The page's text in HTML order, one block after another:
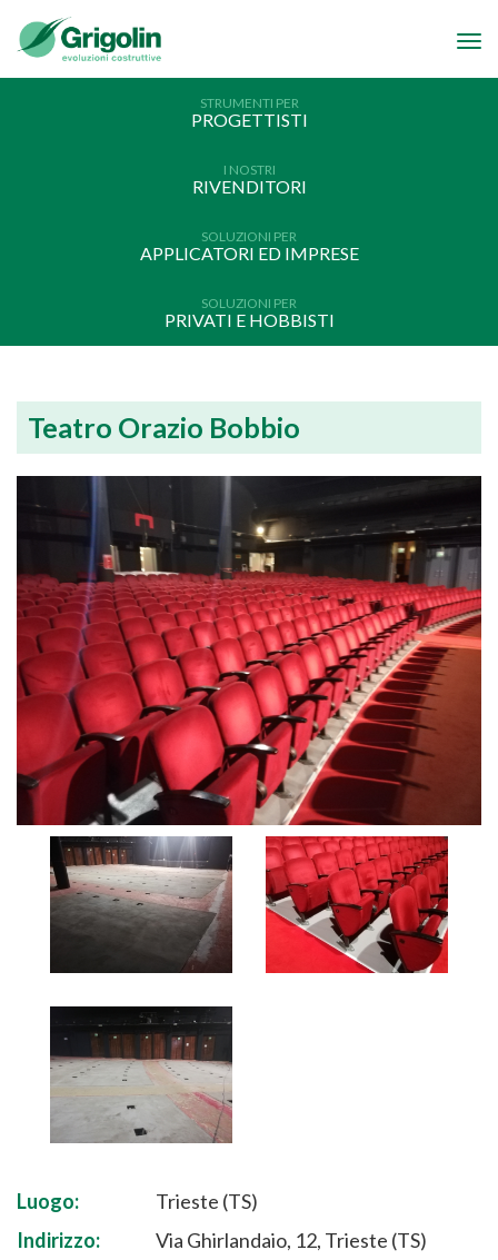
STRUMENTI PER
PROGETTISTI
I NOSTRI
RIVENDITORI
SOLUZIONI PER
APPLICATORI ED IMPRESE
SOLUZIONI PER
PRIVATI E HOBBISTI
Teatro Orazio Bobbio
Luogo:
Trieste (TS)
Indirizzo:
Via Ghirlandaio, 12, Trieste (TS)